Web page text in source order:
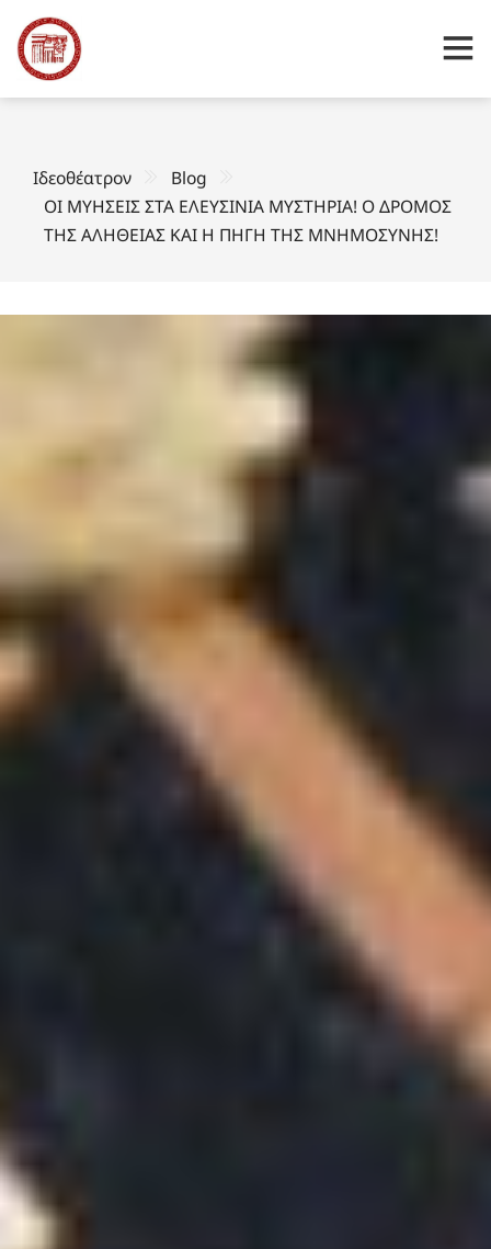
Ιδεοθέατρον
Blog
ΟΙ ΜΥΗΣΕΙΣ ΣΤΑ ΕΛΕΥΣΙΝΙΑ ΜΥΣΤΗΡΙΑ! Ο ΔΡΟΜΟΣ
ΤΗΣ ΑΛΗΘΕΙΑΣ ΚΑΙ Η ΠΗΓΗ ΤΗΣ ΜΝΗΜΟΣΥΝΗΣ!